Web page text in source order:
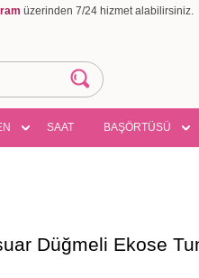
üzerinden 7/24 hizmet alabilirsiniz.
SAAT BAŞÖRTÜSÜ
Düğmeli Ekose